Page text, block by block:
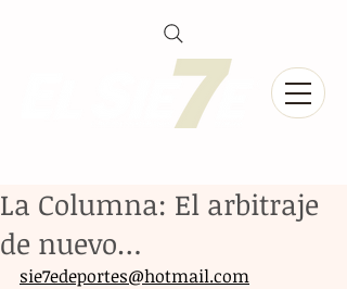
La Columna: El arbitraje
de nuevo…
sie7edeportes@hotmail.com